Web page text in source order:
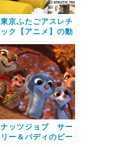
東京ふたごアスレチ
ック【アニメ】の動
と無料で全話視聴す
る方法
ナッツジョブ サー
リー＆バディのピー